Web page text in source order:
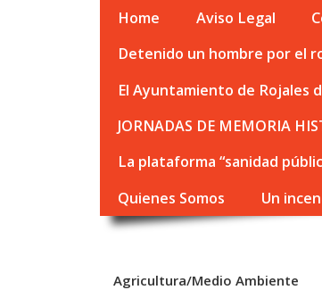
Home Aviso Legal
Detenido un hombre por el
El Ayuntamiento de Rojales
JORNADAS DE MEMORIA
La plataforma “sanidad
Quienes Somos
Un
Agricultura/Medio Ambiente